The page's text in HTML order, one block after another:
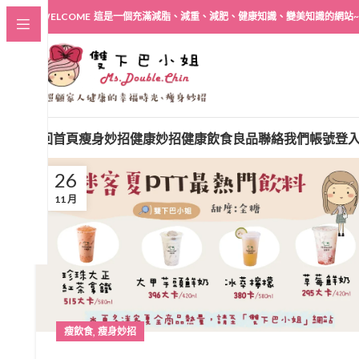
WELCOME 這是一個充滿減脂、減重、減肥、健康知識、變美知識的網站~
回首頁瘦身妙招健康妙招健康飲食良品聯絡我們帳號登
26
11 月
瘦飲食, 瘦身妙招